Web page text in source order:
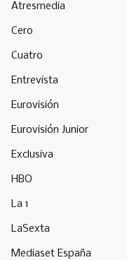
Atresmedia
Cero
Cuatro
Entrevista
Eurovisión
Eurovisión Junior
Exclusiva
HBO
La 1
LaSexta
Mediaset España